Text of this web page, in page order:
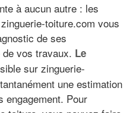
à aucun autre : les
toiture.com vous
de ses
vos travaux. Le
sur zinguerie-
une estimation
engagement. Pour